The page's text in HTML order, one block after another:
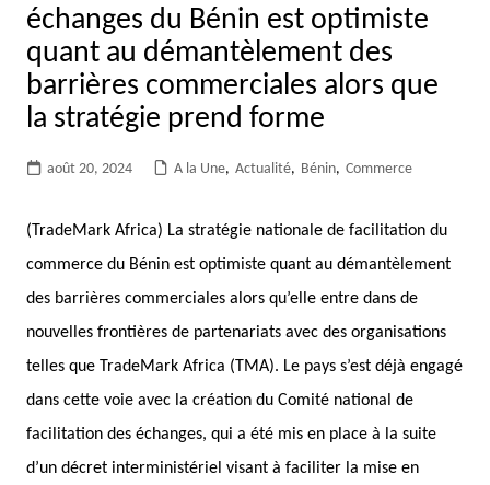
échanges du Bénin est optimiste
quant au démantèlement des
barrières commerciales alors que
la stratégie prend forme
août 20, 2024 A la Une, Actualité, Bénin, Commerce
(TradeMark Africa) La stratégie nationale de facilitation du
commerce du Bénin est optimiste quant au démantèlement
des barrières commerciales alors qu’elle entre dans de
nouvelles frontières de partenariats avec des organisations
telles que TradeMark Africa (TMA). Le pays s’est déjà engagé
dans cette voie avec la création du Comité national de
facilitation des échanges, qui a été mis en place à la suite
d’un décret interministériel visant à faciliter la mise en